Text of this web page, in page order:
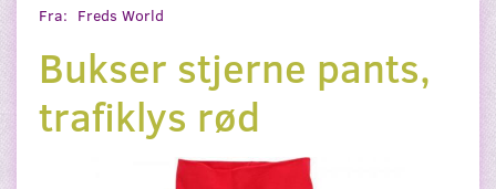
Fra: Freds World
Bukser stjerne pants,
trafiklys rød